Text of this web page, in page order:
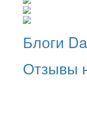
Блоги
Отзывы